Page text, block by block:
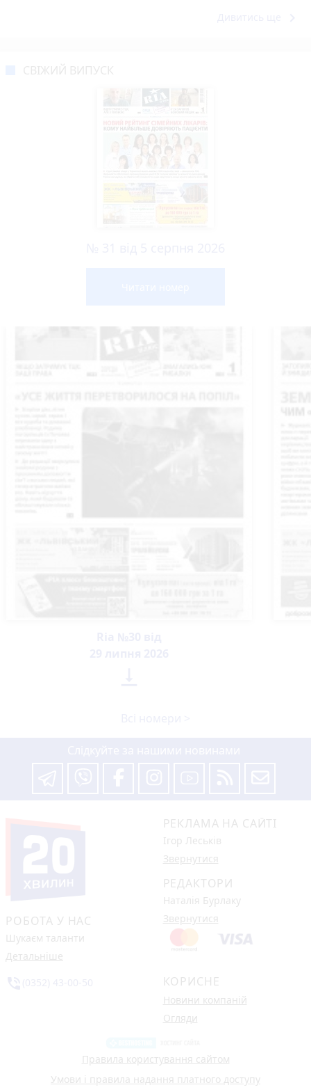
РОБОТА У НАС
Шукаєм таланти
Детальніше
РЕКЛАМА НА САЙТІ
Ігор Леськів
Звернутися
РЕДАКТОРИ
Наталія Бурлаку
Звернутися
КОРИСНЕ
Новини компаній
Огляди
Правила користування сайтом
Умови і правила надання платного доступу